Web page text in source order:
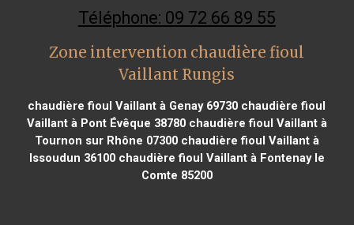
Téléphone: 09 72 66 89 55
Zone intervention chaudière fioul
Vaillant Rungis
chaudière fioul Vaillant à Genay 69730 chaudière fioul
Vaillant à Pont Évêque 38780chaudière fioul Vaillant à
Tournon sur Rhône 07300chaudière fioul Vaillant à
Issoudun 36100chaudière fioul Vaillant à Fontenay le
Comte 85200